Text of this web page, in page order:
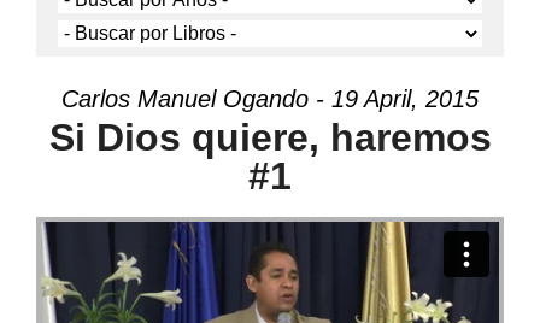
Carlos Manuel Ogando - 19 April, 2015
Si Dios quiere, haremos
#1